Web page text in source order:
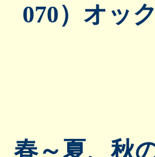
070）オッ
春～夏、秋